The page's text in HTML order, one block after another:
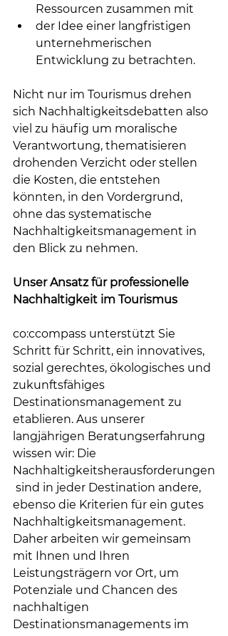
Ressourcen zusammen mit
der Idee einer langfristigen
unternehmerischen
Entwicklung zu betrachten.
Nicht nur im Tourismus drehen
sich Nachhaltigkeitsdebatten also
viel zu häufig um moralische
Verantwortung, thematisieren
drohenden Verzicht oder stellen
die Kosten, die entstehen
könnten, in den Vordergrund,
ohne das systematische
Nachhaltigkeitsmanagement in
den Blick zu nehmen.
Unser Ansatz für professionelle
Nachhaltigkeit im Tourismus
co:ccompass unterstützt Sie
Schritt für Schritt, ein innovatives,
sozial gerechtes, ökologisches und
zukunftsfähiges
Destinationsmanagement zu
etablieren.​ Aus unserer
langjährigen Beratungserfahrung
wissen wir: Die
Nachhaltigkeitsherausforderungen
sind in jeder Destination andere,
ebenso die Kriterien für ein gutes
Nachhaltigkeitsmanagement.
Daher arbeiten wir gemeinsam
mit Ihnen und Ihren
Leistungsträgern vor Ort, um
Potenziale und Chancen des
nachhaltigen
Destinationsmanagements im